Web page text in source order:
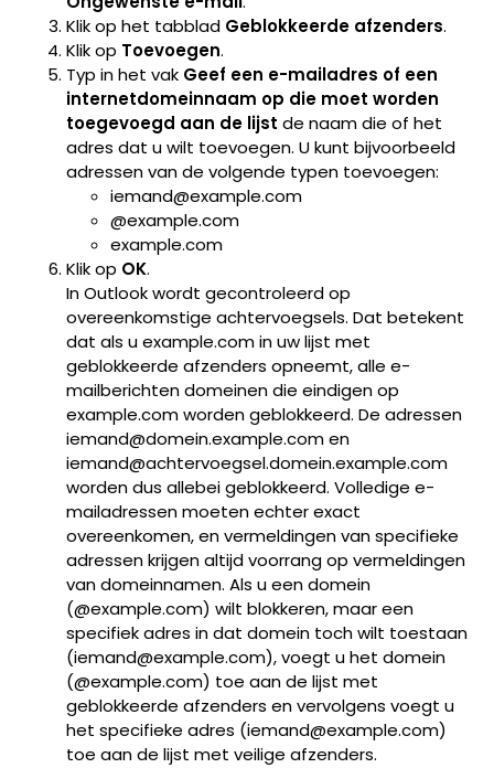
Klik op het tabblad Geblokkeerde afzenders.
Klik op Toevoegen.
Typ in het vak Geef een e-mailadres of een
internetdomeinnaam op die moet worden
toegevoegd aan de lijst de naam die of het
adres dat u wilt toevoegen. U kunt bijvoorbeeld
adressen van de volgende typen toevoegen:
iemand@example.com
@example.com
example.com
Klik op OK.
In Outlook wordt gecontroleerd op
overeenkomstige achtervoegsels. Dat betekent
dat als u example.com in uw lijst met
geblokkeerde afzenders opneemt, alle e-
mailberichten domeinen die eindigen op
example.com worden geblokkeerd. De adressen
iemand@domein.example.com en
iemand@achtervoegsel.domein.example.com
worden dus allebei geblokkeerd. Volledige e-
mailadressen moeten echter exact
overeenkomen, en vermeldingen van specifieke
adressen krijgen altijd voorrang op vermeldingen
van domeinnamen. Als u een domein
(@example.com) wilt blokkeren, maar een
specifiek adres in dat domein toch wilt toestaan
(iemand@example.com), voegt u het domein
(@example.com) toe aan de lijst met
geblokkeerde afzenders en vervolgens voegt u
het specifieke adres (iemand@example.com)
toe aan de lijst met veilige afzenders.